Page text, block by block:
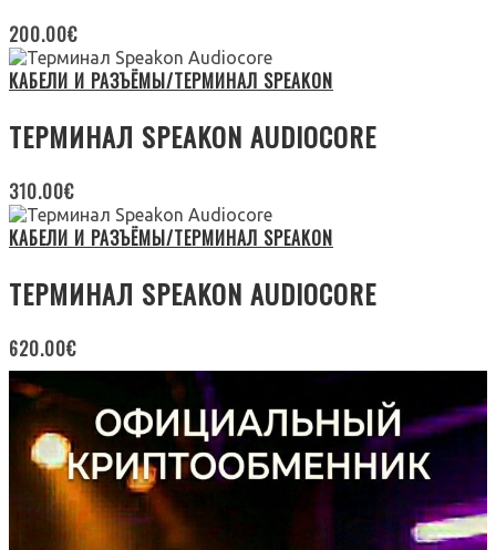
200.00€
КАБЕЛИ И РАЗЪЁМЫ/ТЕРМИНАЛ SPEAKON
ТЕРМИНАЛ SPEAKON AUDIOCORE
310.00€
КАБЕЛИ И РАЗЪЁМЫ/ТЕРМИНАЛ SPEAKON
ТЕРМИНАЛ SPEAKON AUDIOCORE
620.00€